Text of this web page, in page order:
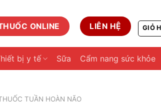
ONLINE LIÊN HỆ GIỎ
bị y tế Sữa Cẩm nang sức khỏe
TUẦN HOÀN NÃO